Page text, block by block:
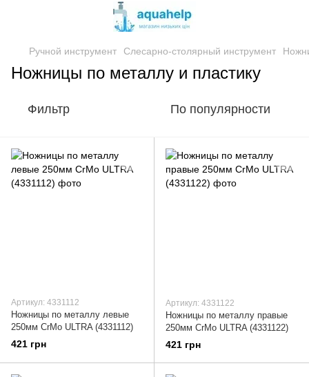
Ручной инструмент Слесарно-столярный инструмент
Ножницы по металлу и пластику
Фильтр По популярности
Артикул: 4331112
Ножницы по металлу левые
250мм CrMo ULTRA (4331112)
421 грн
Артикул: 4331122
Ножницы по металлу правые
250мм CrMo ULTRA (4331122)
421 грн